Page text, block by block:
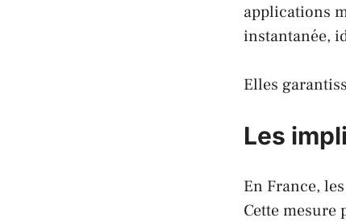
applications
instantanée,
Elles
Les
En France,
Cette mesure